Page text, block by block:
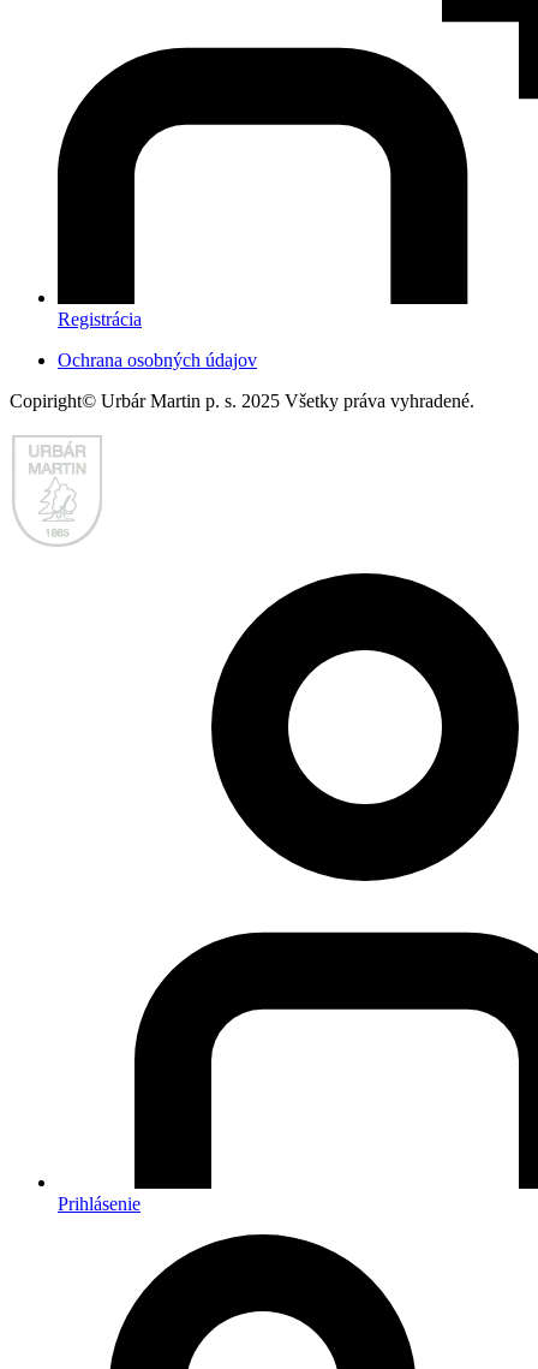
Registrácia
Ochrana osobných údajov
Copiright© Urbár Martin p. s. 2025 Všetky práva vyhradené.
Prihlásenie